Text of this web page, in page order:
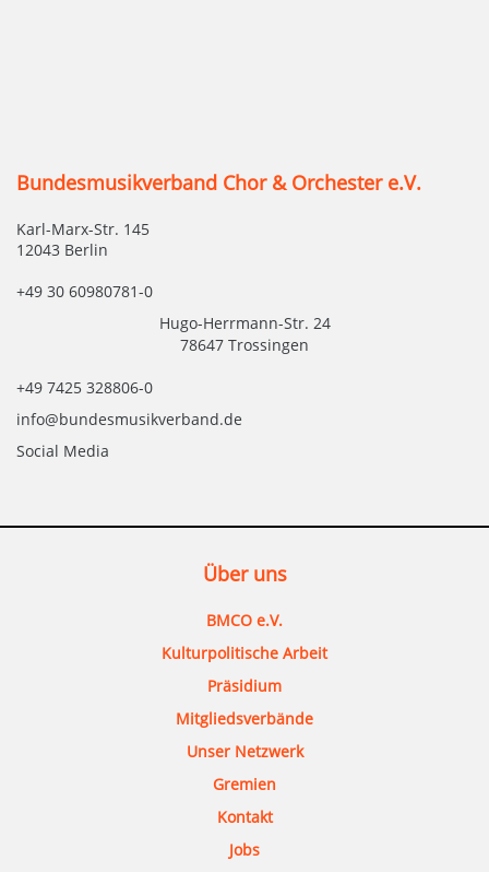
Bundesmusikverband Chor & Orchester e.V.
Karl-Marx-Str. 145
12043 Berlin
+49 30 60980781-0
Hugo-Herrmann-Str. 24
78647 Trossingen
+49 7425 328806-0
info@bundesmusikverband.de
Social Media
Über uns
BMCO e.V.
Kulturpolitische Arbeit
Präsidium
Mitgliedsverbände
Unser Netzwerk
Gremien
Kontakt
Jobs